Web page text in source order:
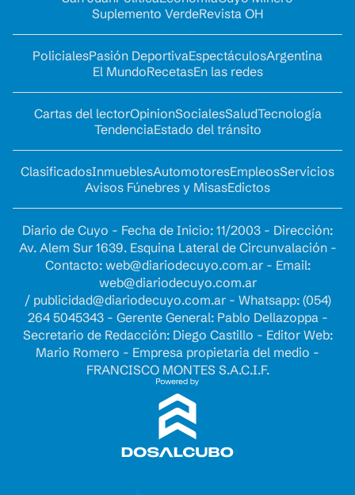
Suplemento VerdeRevista OH
PolicialesPasión DeportivaEspectáculosArgentina
El MundoRecetasEn las redes
Cartas del lectorOpinionSocialesSaludTecnología
TendenciaEstado del tránsito
ClasificadosInmueblesAutomotoresEmpleosServicios
Avisos Fúnebres y MisasEdictos
Diario de Cuyo - Fecha de Inicio: 11/2003 - Dirección:
Av. Alem Sur 1639. Esquina Lateral de Circunvalación -
Contacto: web@diariodecuyo.com.ar- Email:
web@diariodecuyo.com.ar
/ publicidad@diariodecuyo.com.ar- Whatsapp: (054)
264 5045343 - Gerente General: Pablo Dellazoppa -
Secretario de Redacción: Diego Castillo - Editor Web:
Mario Romero - Empresa propietaria del medio -
FRANCISCO MONTES S.A.C.I.F.